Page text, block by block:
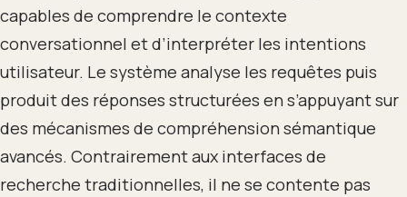
capables de comprendre le contexte
conversationnel et d’interpréter les intentions
utilisateur. Le système analyse les requêtes puis
produit des réponses structurées en s’appuyant sur
des mécanismes de compréhension sémantique
avancés. Contrairement aux interfaces de
recherche traditionnelles, il ne se contente pas